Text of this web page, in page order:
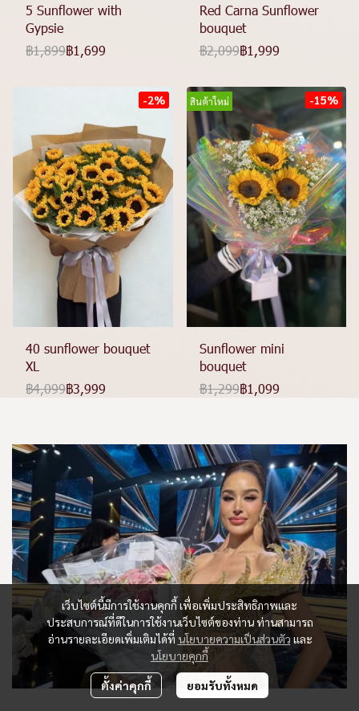
5 Sunflower with
Gypsie
฿1,899฿1,699
Red Carna Sunflower
bouquet
฿2,099฿1,999
-2%
40 sunflower bouquet
XL
฿4,099฿3,999
สินค้าใหม่ -15%
Sunflower mini
bouquet
฿1,299฿1,099
เว็บไซต์นี้มีการใช้งานคุกกี้ เพื่อเพิ่มประสิทธิภาพและ
ประสบการณ์ที่ดีในการใช้งานเว็บไซต์ของท่าน ท่านสามารถ
อ่านรายละเอียดเพิ่มเติมได้ที่ นโยบายความเป็นส่วนตัว และ
นโยบายคุกกี้
ตั้งค่าคุกกี้ ยอมรับทั้งหมด